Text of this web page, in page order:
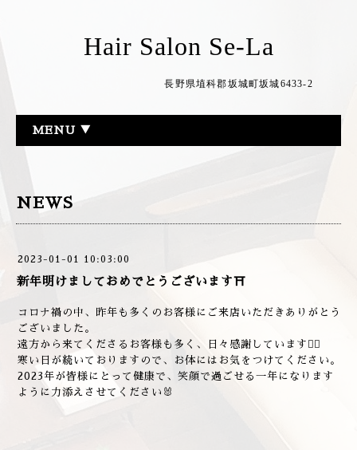
Hair Salon Se-La
長野県埴科郡坂城町坂城6433-2
MENU ▼
NEWS
2023-01-01 10:03:00
新年明けましておめでとうございます⛩
コロナ禍の中、昨年も多くのお客様にご来店いただきありがとう
ございました。
遠方から来てくださるお客様も多く、日々感謝しています🙇‍♂️
寒い日が続いておりますので、お体にはお気をつけてください。
2023年が皆様にとって健康で、笑顔で過ごせる一年になります
ように力添えさせてください🐰